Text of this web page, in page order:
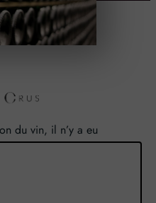
du vin, il n’y a eu
avons franchi en faisant
pour mission de